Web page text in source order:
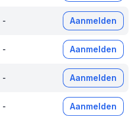
- Aanmelden
- Aanmelden
- Aanmelden
- Aanmelden